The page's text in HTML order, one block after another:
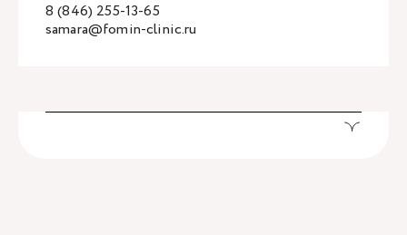
samara@fomin-clinic.ru
8 (846) 255-13-65